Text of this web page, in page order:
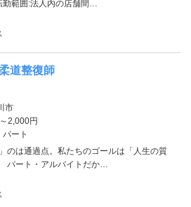
範囲:法人内の店舗間…
道整復師
市
2,000円
ート
のは通過点。私たちのゴールは「人生の質
パート・アルバイトだか…